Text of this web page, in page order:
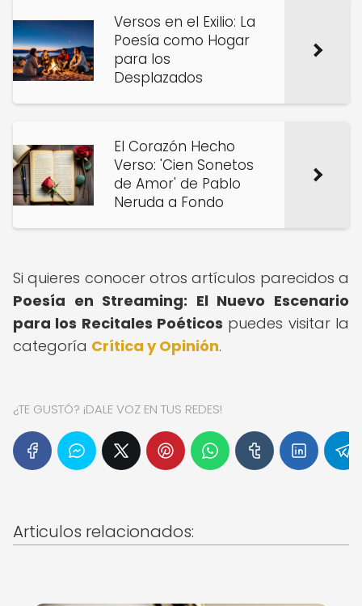
Versos en el Exilio: La
Poesía como Hogar
para los
Desplazados
El Corazón Hecho
Verso: 'Cien Sonetos
de Amor' de Pablo
Neruda a Fondo
Si quieres conocer otros artículos parecidos a
Poesía en Streaming: El Nuevo Escenario
para los Recitales Poéticos puedes visitar la
categoría Crítica y Opinión.
¿TE GUSTÓ? ¡DALE VOZ EN TUS REDES!
Articulos relacionados: